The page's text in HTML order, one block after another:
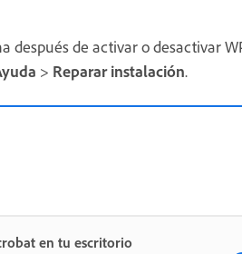
después de activar o desactivar
> Reparar instalación.
en tu escritorio